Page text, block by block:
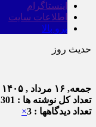
اینستاگرام
اطلاعات سایت
برو بالا
حدیث روز
جمعه, ۱۶ مرداد , ۱۴۰۵
تعداد کل نوشته ها : 1301
تعداد دیدگاهها : 3
×